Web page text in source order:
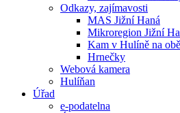
Odkazy, zajímavosti
MAS Jižní Haná
Mikroregion Jižní
Kam v Hulíně na
Hrnečky
Webová kamera
Hulíňan
Úřad
e-podatelna